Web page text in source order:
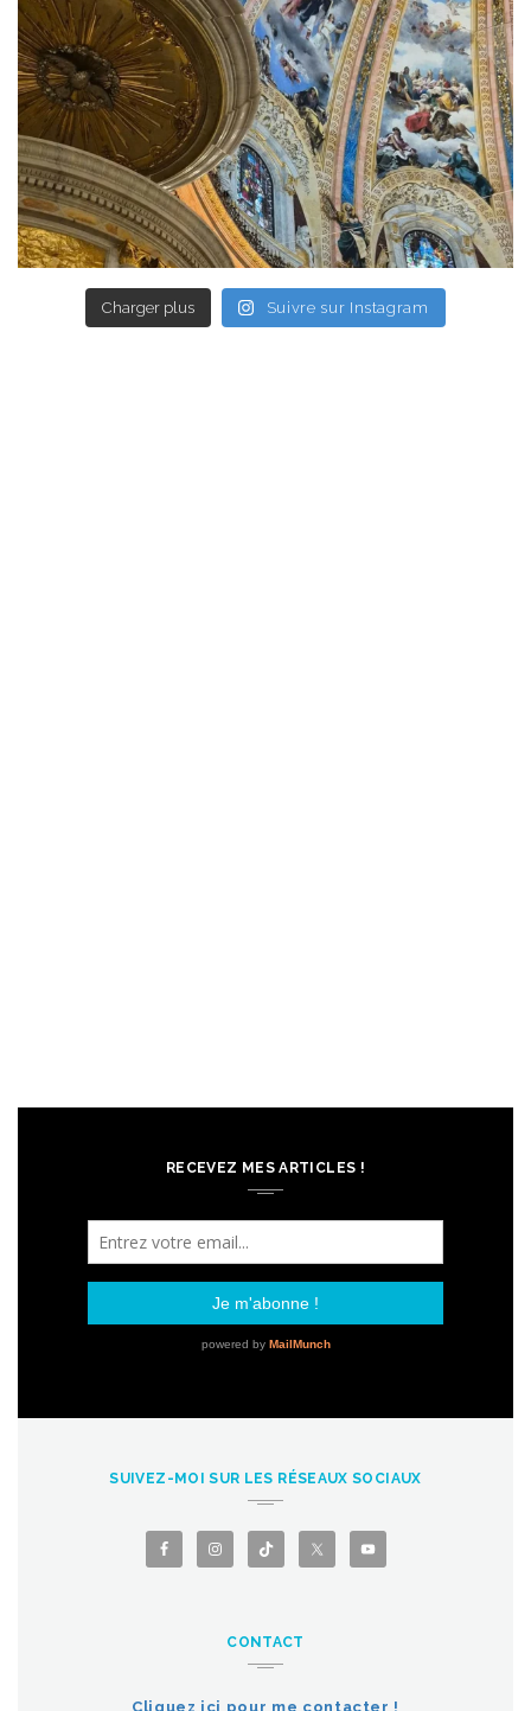
Charger plus Suivre sur Instagram
RECEVEZ MES ARTICLES !
SUIVEZ-MOI SUR LES RÉSEAUX SOCIAUX
CONTACT
Cliquez ici pour me contacter !